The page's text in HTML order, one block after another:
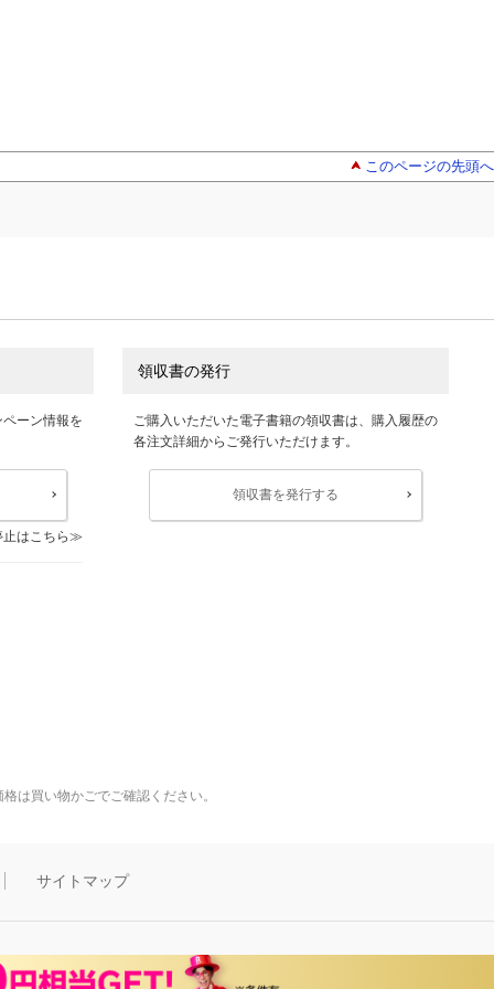
このページの先頭へ
ーン情報を
はこちら
領収書の発行
ご購入いただいた電子書籍の領収書は、購入履歴の
各注文詳細からご発行いただけます。
領収書を発行する
は買い物かごでご確認ください。
サイトマップ